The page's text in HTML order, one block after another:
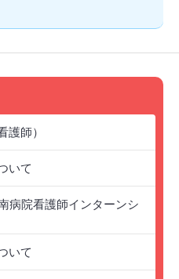
護師）
いて
病院看護師インターンシ
いて